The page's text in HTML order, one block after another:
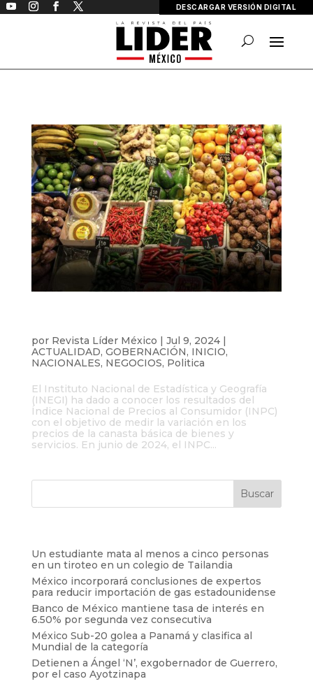
DESCARGAR VERSIÓN DIGITAL
por Revista Líder México | Jul 9, 2024|
ACTUALIDAD, GOBERNACIÓN, INICIO,
NACIONALES, NEGOCIOS, Politica
El Instituto Nacional de Estadística y Geografía
(INEGI) ha dado a conocer los resultados del
Índice Nacional de Precios al Consumidor (INPC)
con el objetivo de medir la variación en los
precios de la canasta básica de bienes y
servicios. En junio de 2024, el INPC...
Un estudiante mata al menos a cinco personas
en un tiroteo en un colegio de Tailandia
México incorporará conclusiones de expertos
para reducir importación de gas estadounidense
Banco de México mantiene tasa de interés en
6.50% por segunda vez consecutiva
México Sub-20 golea a Panamá y clasifica al
Mundial de la categoría
Detienen a Ángel ‘N’, exgobernador de Guerrero,
por el caso Ayotzinapa